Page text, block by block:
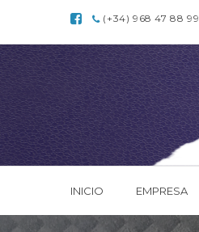
(+34) 968 47 88 99
INICIO EMPRESA